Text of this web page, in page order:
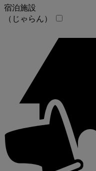
宿泊施設
（じゃらん）